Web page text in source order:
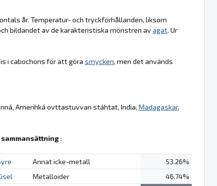
år. Temperatur- och tryckförhållanden, liksom
bildandet av de karakteristiska mönstren avagat. Ur
i cabochons för att göra smycken, men det används
Amerihká ovttastuvvan stáhtat, India, Madagaskar,
sammansättning:
Annat icke-metall
53.26%
Metalloider
46.74%